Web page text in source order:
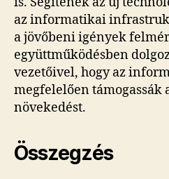
az informatikai
a jövőbeni igények
együttműködésben
vezetőivel, hogy az
megfelelően támogassák
növekedést.
Összegzés